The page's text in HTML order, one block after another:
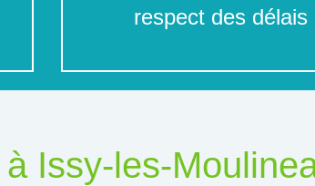
respect des délais
Issy-les-